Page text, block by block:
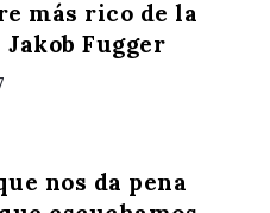
más rico de la
Fugger
nos da pena